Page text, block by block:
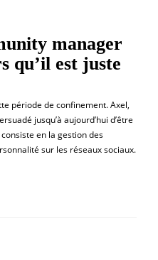
manager
qu’il est juste
période de confinement. Axel,
jusqu’à aujourd’hui d’être
en la gestion des
sur les réseaux sociaux.